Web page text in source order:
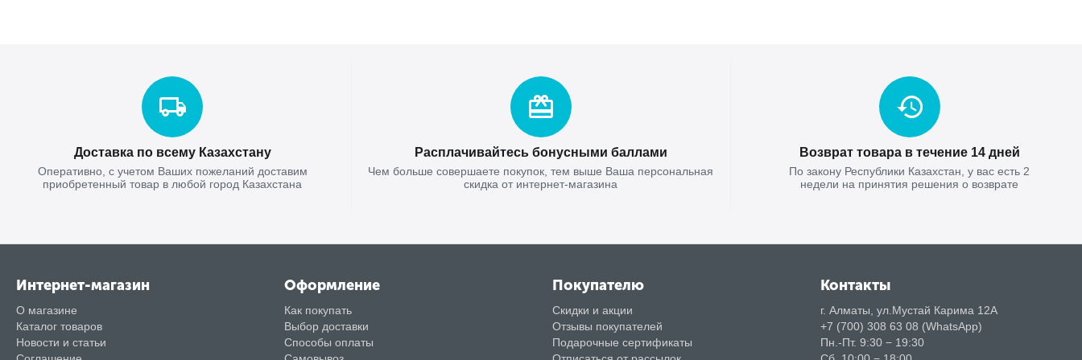
Доставка по всему Казахстану
Оперативно, с учетом Ваших пожеланий доставим
приобретенный товар в любой город Казахстана
Расплачивайтесь бонусными баллами
Чем больше совершаете покупок, тем выше Ваша персональная
скидка от интернет-магазина
Возврат товара в течение 14 дней
По закону Республики Казахстан, у вас есть 2
недели на принятия решения о возврате
Интернет-магазин
О магазине
Каталог товаров
Новости и статьи
Оформление
Как покупать
Выбор доставки
Способы оплаты
Покупателю
Скидки и акции
Отзывы покупателей
Подарочные сертификаты
Контакты
г. Алматы, ул.Мустай Карима 12А
+7 (700) 308 63 08 (WhatsApp)
Пн.-Пт. 9:30 − 19:30